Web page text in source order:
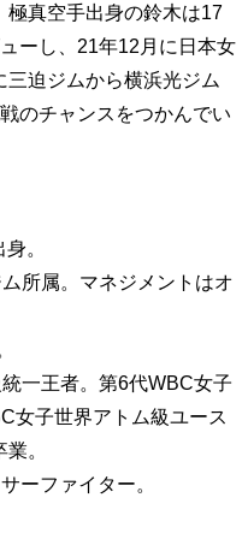
極真空手出身の鈴木は17
ーし、21年12月に日本女
迫ジムから横浜光ジム
のチャンスをつかんでい
身。
所属。マネジメントはオ
一王者。第6代WBC女子
女子世界アトム級ユース
。
ーファイター。